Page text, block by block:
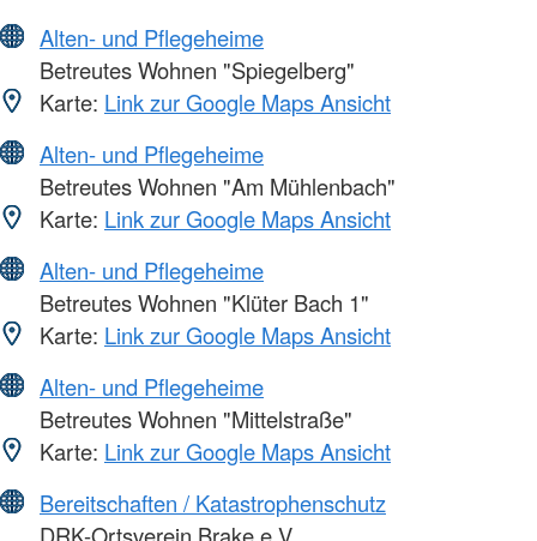
Alten- und Pflegeheime
Betreutes Wohnen "Spiegelberg"
Karte: Link zur Google Maps Ansicht
Alten- und Pflegeheime
Betreutes Wohnen "Am Mühlenbach"
Karte: Link zur Google Maps Ansicht
Alten- und Pflegeheime
Betreutes Wohnen "Klüter Bach 1"
Karte: Link zur Google Maps Ansicht
Alten- und Pflegeheime
Betreutes Wohnen "Mittelstraße"
Karte: Link zur Google Maps Ansicht
Bereitschaften / Katastrophenschutz